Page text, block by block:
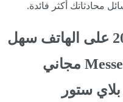
محادثاتك أكثر فائدة.
تنزيل ماسنجر حديث 2024 على الهاتف سهل
للاندرويد Messenger apk 2024 مجاني
ستور